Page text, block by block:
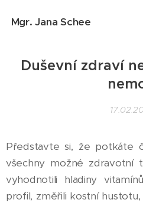
Mgr. JanaSchee
Duševní zdraví
Představte si, že potkáte
všechny možné zdravotní
vyhodnotili hladiny
profil, změřili kostní